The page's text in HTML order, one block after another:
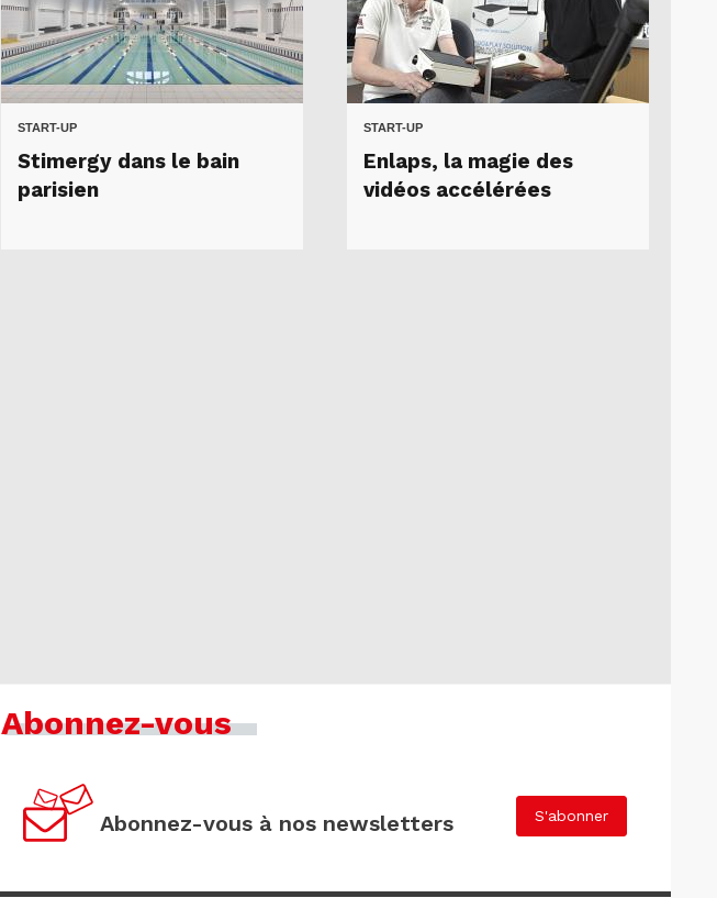
START-UP
Stimergy dans le bain
parisien
START-UP
Enlaps, la magie des
vidéos accélérées
Abonnez-vous
Abonnez-vous à nos newsletters S'abonner